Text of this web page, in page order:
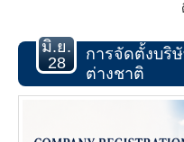
มิ.ย.
28
การจัดตั้งบริ
ต่างชาติ